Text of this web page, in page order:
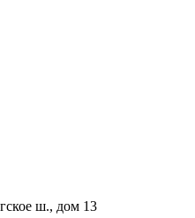
ш., дом 13